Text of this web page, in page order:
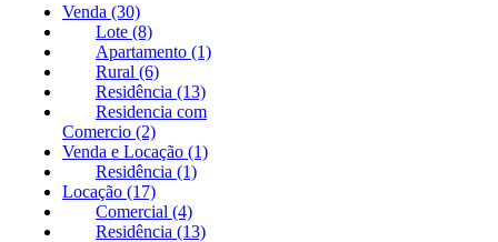
Venda (30)
Lote (8)
Apartamento (1)
Rural (6)
Residência (13)
Residencia com
Comercio (2)
Venda e Locação (1)
Residência (1)
Locação (17)
Comercial (4)
Residência (13)